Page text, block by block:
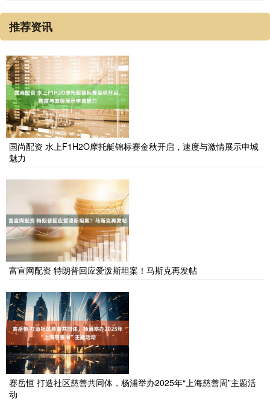
推荐资讯
国尚配资 水上F1H2O摩托艇锦标赛金秋开启，速度与激情展示申城
魅力
富宣网配资 特朗普回应爱泼斯坦案！马斯克再发帖
赛岳恒 打造社区慈善共同体，杨浦举办2025年“上海慈善周”主题活
动